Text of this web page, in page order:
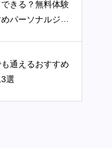
きる？無料体験
パーソナルジム
通えるおすすめ
選